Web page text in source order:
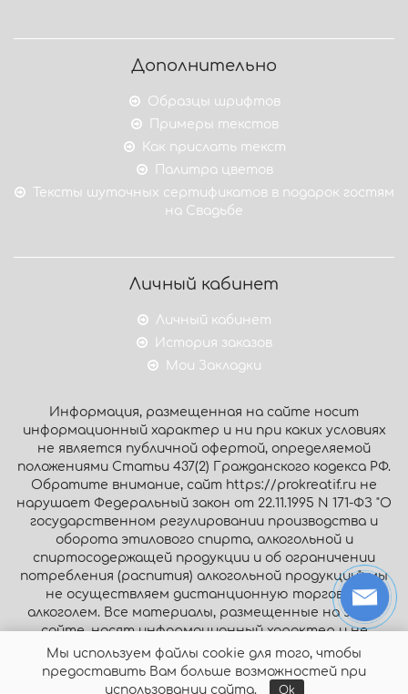
Дополнительно
Образцы шрифтов
Примеры текстов
Как прислать текст
Палитра цветов
Тексты шуточных сертификатов в подарок гостям
на Свадьбе
Личный кабинет
Личный кабинет
История заказов
Мои Закладки
Информация, размещенная на сайте носит
информационный характер и ни при каких условиях
не является публичной офертой, определяемой
положениями Статьи 437(2) Гражданского кодекса РФ.
Обратите внимание, сайт https://prokreatif.ru не
нарушает Федеральный закон от 22.11.1995 N 171-ФЗ "О
государственном регулировании производства и
оборота этилового спирта, алкогольной и
спиртосодержащей продукции и об ограничении
потребления (распития) алкогольной продукции": мы
не осуществляем дистанционную торговлю
алкоголем. Все материалы, размещенные на этом
сайте, носят информационный характер и не
являются публичной офертой.
© Интернет-магазин «Prokreatif.ru», 2026. Все права
Мы используем файлы cookie для того, чтобы
предоставить Вам больше возможностей при
использовании сайта.
Ok